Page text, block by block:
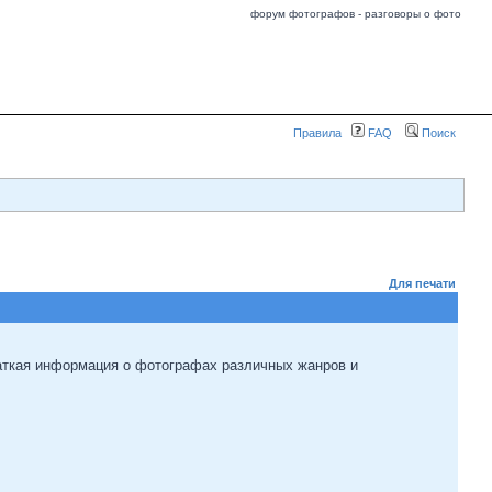
форум фотографов - разговоры о фото
Правила FAQ Поиск
Для печати
информация о фотографах различных жанров и